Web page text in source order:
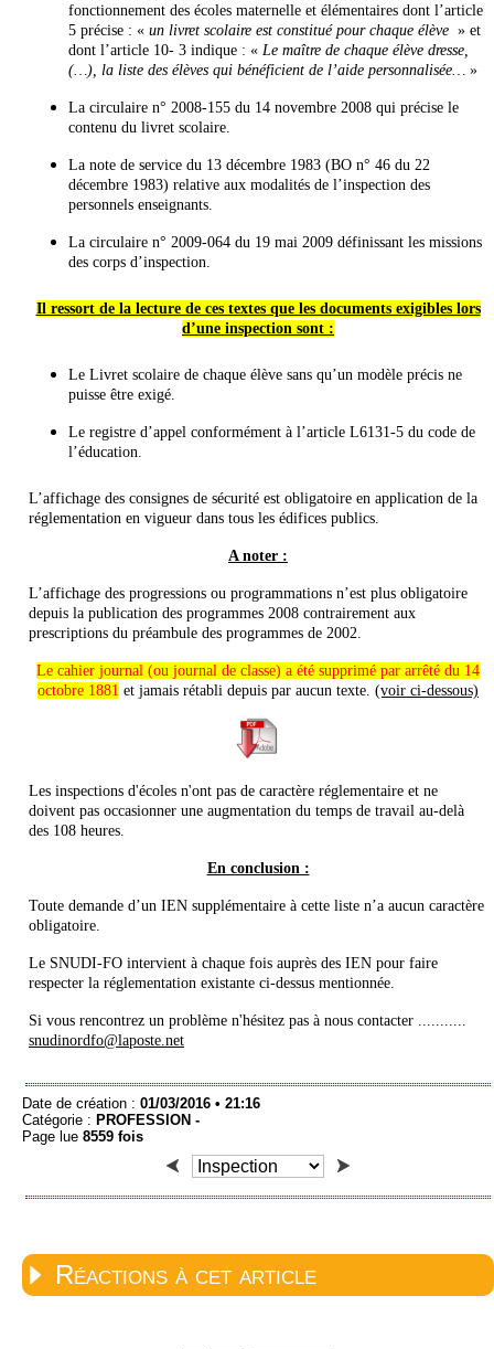
fonctionnement des écoles maternelle et élémentaires dont l’article
5 précise : « un livret scolaire est constitué pour chaque élève » et
dont l’article 10- 3 indique : « Le maître de chaque élève dresse,
(…), la liste des élèves qui bénéficient de l’aide personnalisée…
»
La circulaire n° 2008-155 du 14 novembre 2008 qui précise le
contenu du livret scolaire.
La note de service du 13 décembre 1983 (BO n° 46 du 22
décembre 1983) relative aux modalités de l’inspection des
personnels enseignants.
La circulaire n° 2009-064 du 19 mai 2009 définissant les missions
des corps d’inspection.
Il ressort de la lecture de ces textes que les documents exigibles lors
d’une inspection sont :
Le Livret scolaire de chaque élève sans qu’un modèle précis ne
puisse être exigé.
Le registre d’appel conformément à l’article L6131-5 du code de
l’éducation.
L’affichage des consignes de sécurité est obligatoire en application de la
réglementation en vigueur dans tous les édifices publics.
A noter :
L’affichage des progressions ou programmations n’est plus obligatoire
depuis la publication des programmes 2008 contrairement aux
prescriptions du préambule des programmes de 2002.
Le cahier journal (ou journal de classe) a été supprimé par arrêté du 14
octobre 1881 et jamais rétabli depuis par aucun texte. (voir ci-dessous)
Les inspections d'écoles n'ont pas de caractère réglementaire et ne
doivent pas occasionner une augmentation du temps de travail au-delà
des 108 heures.
En conclusion :
Toute demande d’un IEN supplémentaire à cette liste n’a aucun caractère
obligatoire.
Le SNUDI-FO intervient à chaque fois auprès des IEN pour faire
respecter la réglementation existante ci-dessus mentionnée.
Si vous rencontrez un problème n'hésitez pas à nous contacter ...........
snudinordfo@laposte.net
Date de création : 01/03/2016 • 21:16
Catégorie : PROFESSION -
Page lue 8559 fois
Réactions à cet article